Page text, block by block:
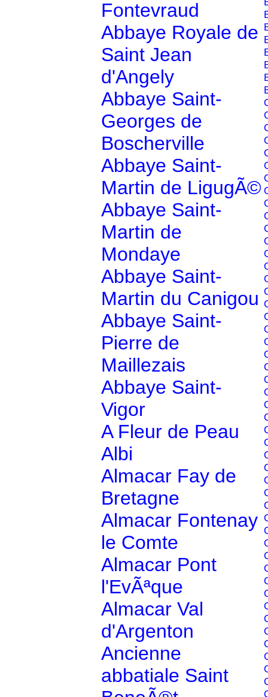
Fontevraud
Abbaye Royale de
Saint Jean
d'Angely
Abbaye Saint-
Georges de
Boscherville
Abbaye Saint-
Martin de LigugÃ©
Abbaye Saint-
Martin de
Mondaye
Abbaye Saint-
Martin du Canigou
Abbaye Saint-
Pierre de
Maillezais
Abbaye Saint-
Vigor
A Fleur de Peau
Albi
Almacar Fay de
Bretagne
Almacar Fontenay
le Comte
Almacar Pont
l'EvÃªque
Almacar Val
d'Argenton
Ancienne
abbatiale Saint